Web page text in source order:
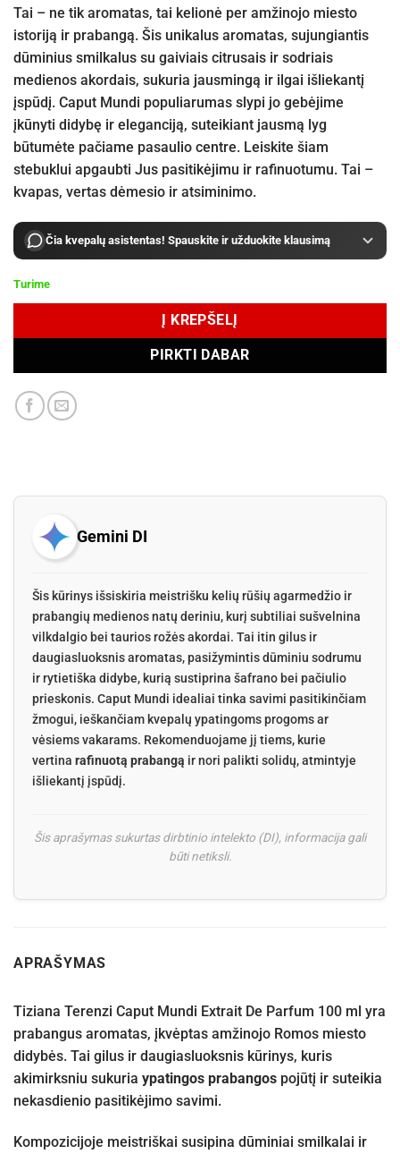
Tai – ne tik aromatas, tai kelionė per amžinojo miesto
istoriją ir prabangą. Šis unikalus aromatas, sujungiantis
dūminius smilkalus su gaiviais citrusais ir sodriais
medienos akordais, sukuria jausmingą ir ilgai išliekantį
įspūdį. Caput Mundi populiarumas slypi jo gebėjime
įkūnyti didybę ir eleganciją, suteikiant jausmą lyg
būtumėte pačiame pasaulio centre. Leiskite šiam
stebuklui apgaubti Jus pasitikėjimu ir rafinuotumu. Tai –
kvapas, vertas dėmesio ir atsiminimo.
Čia kvepalų asistentas! Spauskite ir užduokite klausimą
Turime
Į KREPŠELĮ
PIRKTI DABAR
Gemini DI
Šis kūrinys išsiskiria meistrišku kelių rūšių agarmedžio ir
prabangių medienos natų deriniu, kurį subtiliai sušvelnina
vilkdalgio bei taurios rožės akordai. Tai itin gilus ir
daugiasluoksnis aromatas, pasižymintis dūminiu sodrumu
ir rytietiška didybe, kurią sustiprina šafrano bei pačiulio
prieskonis. Caput Mundi idealiai tinka savimi pasitikinčiam
žmogui, ieškančiam kvepalų ypatingoms progoms ar
vėsiems vakarams. Rekomenduojame jį tiems, kurie
vertina rafinuotą prabangą ir nori palikti solidų, atmintyje
išliekantį įspūdį.
Šis aprašymas sukurtas dirbtinio intelekto (DI), informacija gali
būti netiksli.
APRAŠYMAS
Tiziana Terenzi Caput Mundi Extrait De Parfum 100 ml yra
prabangus aromatas, įkvėptas amžinojo Romos miesto
didybės. Tai gilus ir daugiasluoksnis kūrinys, kuris
akimirksniu sukuria ypatingos prabangos pojūtį ir suteikia
nekasdienio pasitikėjimo savimi.
Kompozicijoje meistriškai susipina dūminiai smilkalai ir